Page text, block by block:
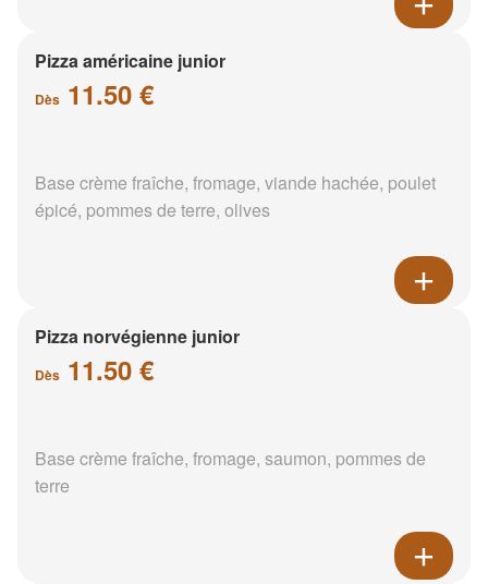
Pizza américaine junior
Dès 11.50 €
Base crème fraîche, fromage, viande hachée, poulet
épicé, pommes de terre, olives
Pizza norvégienne junior
Dès 11.50 €
Base crème fraîche, fromage, saumon, pommes de
terre